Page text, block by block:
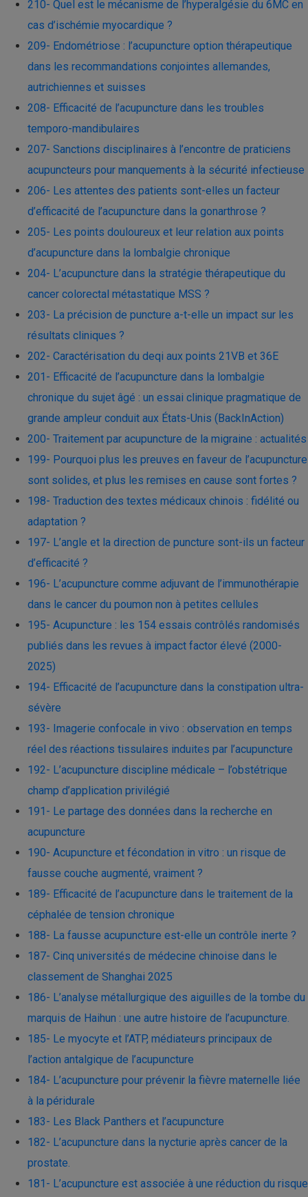
210- Quel est le mécanisme de l’hyperalgésie du 6MC en
cas d’ischémie myocardique ?
209- Endométriose : l’acupuncture option thérapeutique
dans les recommandations conjointes allemandes,
autrichiennes et suisses
208- Efficacité de l’acupuncture dans les troubles
temporo-mandibulaires
207- Sanctions disciplinaires à l’encontre de praticiens
acupuncteurs pour manquements à la sécurité infectieuse
206- Les attentes des patients sont-elles un facteur
d’efficacité de l’acupuncture dans la gonarthrose ?
205- Les points douloureux et leur relation aux points
d’acupuncture dans la lombalgie chronique
204- L’acupuncture dans la stratégie thérapeutique du
cancer colorectal métastatique MSS ?
203- La précision de puncture a-t-elle un impact sur les
résultats cliniques ?
202- Caractérisation du deqi aux points 21VB et 36E
201- Efficacité de l’acupuncture dans la lombalgie
chronique du sujet âgé : un essai clinique pragmatique de
grande ampleur conduit aux États-Unis (BackInAction)
200- Traitement par acupuncture de la migraine : actualités
199- Pourquoi plus les preuves en faveur de l’acupuncture
sont solides, et plus les remises en cause sont fortes ?
198- Traduction des textes médicaux chinois : fidélité ou
adaptation ?
197- L’angle et la direction de puncture sont-ils un facteur
d’efficacité ?
196- L’acupuncture comme adjuvant de l’immunothérapie
dans le cancer du poumon non à petites cellules
195- Acupuncture : les 154 essais contrôlés randomisés
publiés dans les revues à impact factor élevé (2000-
2025)
194- Efficacité de l’acupuncture dans la constipation ultra-
sévère
193- Imagerie confocale in vivo : observation en temps
réel des réactions tissulaires induites par l’acupuncture
192- L’acupuncture discipline médicale – l’obstétrique
champ d’application privilégié
191- Le partage des données dans la recherche en
acupuncture
190- Acupuncture et fécondation in vitro : un risque de
fausse couche augmenté, vraiment ?
189- Efficacité de l’acupuncture dans le traitement de la
céphalée de tension chronique
188- La fausse acupuncture est-elle un contrôle inerte ?
187- Cinq universités de médecine chinoise dans le
classement de Shanghai 2025
186- L’analyse métallurgique des aiguilles de la tombe du
marquis de Haihun : une autre histoire de l’acupuncture.
185- Le myocyte et l’ATP, médiateurs principaux de
l’action antalgique de l’acupuncture
184- L’acupuncture pour prévenir la fièvre maternelle liée
à la péridurale
183- Les Black Panthers et l’acupuncture
182- L’acupuncture dans la nycturie après cancer de la
prostate.
181- L’acupuncture est associée à une réduction du risque